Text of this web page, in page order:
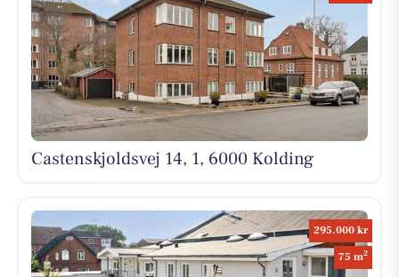
Castenskjoldsvej 14, 1, 6000 Kolding
295.000 kr
75 m2